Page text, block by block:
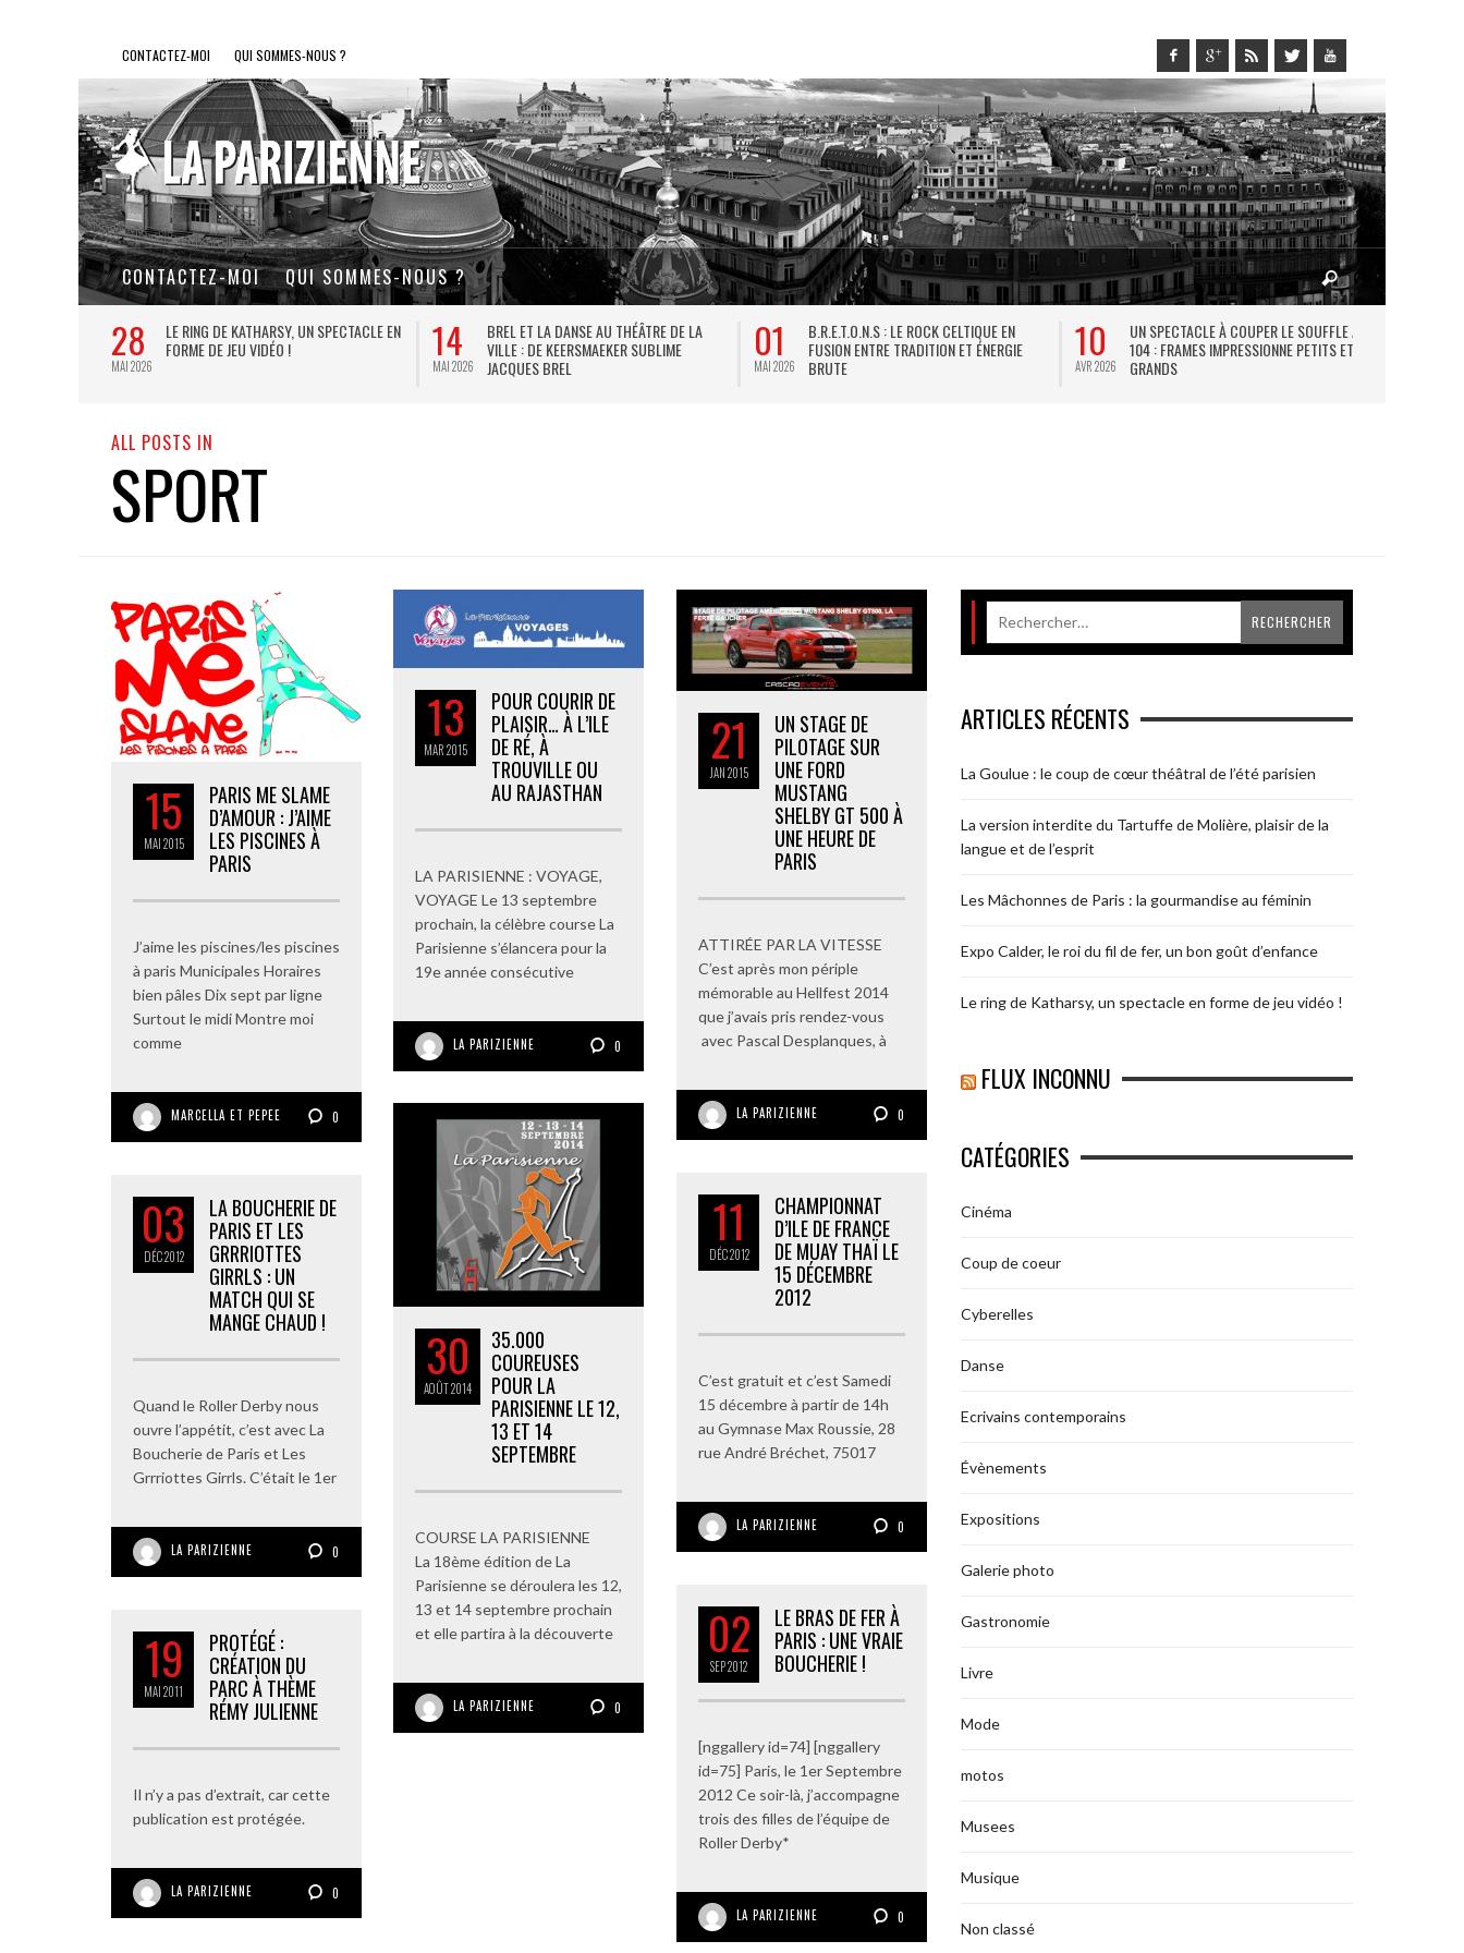
CONTACTEZ-MOI QUI SOMMES-NOUS ?
CONTACTEZ-MOI QUI SOMMES-NOUS ?
28
MAI 2026
LE RING DE KATHARSY, UN SPECTACLE EN
FORME DE JEU VIDÉO !
14
MAI 2026
BREL ET LA DANSE AU THÉÂTRE DE LA
VILLE : DE KEERSMAEKER SUBLIME
JACQUES BREL
01
MAI 2026
B.R.E.T.O.N.S : LE ROCK CELTIQUE EN
FUSION ENTRE TRADITION ET ÉNERGIE
BRUTE
10
AVR 2026
UN SPECTACLE À COUPER LE SOUFFLE AU
104 : FRAMES IMPRESSIONNE PETITS ET
GRANDS
ALL POSTS IN
SPORT
15
MAI2015
PARIS ME SLAME
D’AMOUR : J’AIME
LES PISCINES À
PARIS
J’aime les piscines/les piscines
à paris Municipales Horaires
bien pâles Dix sept par ligne
Surtout le midi Montre moi
comme
MARCELLA ET PEPEE 0
13
MAR2015
POUR COURIR DE
PLAISIR… À L’ILE
DE RÉ, À
TROUVILLE OU
AU RAJASTHAN
LA PARISIENNE : VOYAGE,
VOYAGE Le 13 septembre
prochain, la célèbre course La
Parisienne s’élancera pour la
19e année consécutive
LA PARIZIENNE 0
21
JAN2015
UN STAGE DE
PILOTAGE SUR
UNE FORD
MUSTANG
SHELBY GT 500 À
UNE HEURE DE
PARIS
ATTIRÉE PAR LA VITESSE
C’est après mon périple
mémorable au Hellfest 2014
que j’avais pris rendez-vous
avec Pascal Desplanques, à
LA PARIZIENNE 0
30
AOÛT2014
35.000
COUREUSES
POUR LA
PARISIENNE LE 12,
13 ET 14
SEPTEMBRE
COURSE LA PARISIENNE
La 18ème édition de La
Parisienne se déroulera les 12,
13 et 14 septembre prochain
et elle partira à la découverte
LA PARIZIENNE 0
11
DÉC2012
CHAMPIONNAT
D’ILE DE FRANCE
DE MUAY THAÏ LE
15 DÉCEMBRE
2012
C’est gratuit et c’est Samedi
15 décembre à partir de 14h
au Gymnase Max Roussie, 28
rue André Bréchet, 75017
LA PARIZIENNE 0
03
DÉC2012
LA BOUCHERIE DE
PARIS ET LES
GRRRIOTTES
GIRRLS : UN
MATCH QUI SE
MANGE CHAUD !
Quand le Roller Derby nous
ouvre l’appétit, c’est avec La
Boucherie de Paris et Les
Grrriottes Girrls. C’était le 1er
LA PARIZIENNE 0
02
SEP2012
LE BRAS DE FER À
PARIS : UNE VRAIE
BOUCHERIE !
[nggallery id=74] [nggallery
id=75] Paris, le 1er Septembre
2012 Ce soir-là, j’accompagne
trois des filles de l’équipe de
Roller Derby*
LA PARIZIENNE 0
19
MAI2011
PROTÉGÉ :
CRÉATION DU
PARC À THÈME
RÉMY JULIENNE
Il n’y a pas d’extrait, car cette
publication est protégée.
LA PARIZIENNE 0
ARTICLES RÉCENTS
La Goulue : le coup de cœur théâtral de l’été parisien
La version interdite du Tartuffe de Molière, plaisir de la
langue et de l’esprit
Les Mâchonnes de Paris : la gourmandise au féminin
Expo Calder, le roi du fil de fer, un bon goût d’enfance
Le ring de Katharsy, un spectacle en forme de jeu vidéo !
FLUX INCONNU
CATÉGORIES
Cinéma
Coup de coeur
Cyberelles
Danse
Ecrivains contemporains
Évènements
Expositions
Galerie photo
Gastronomie
Livre
Mode
motos
Musees
Musique
Non classé